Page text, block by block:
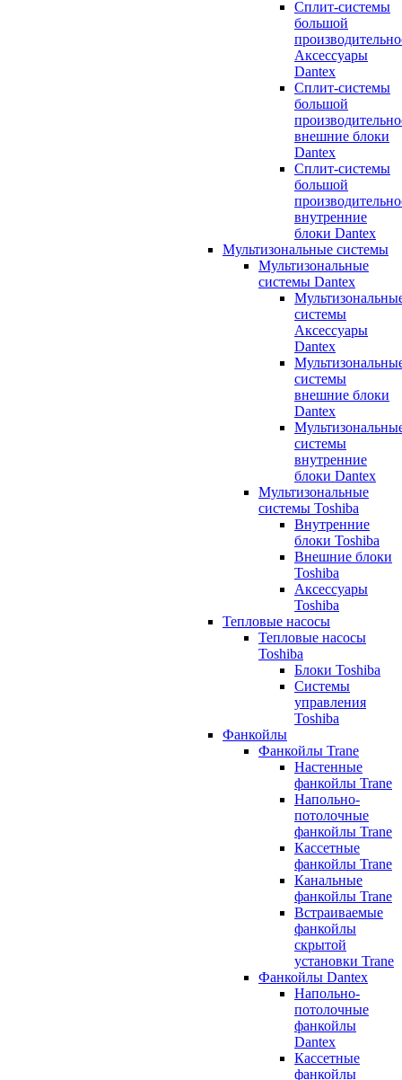
Сплит-системы
большой
Аксессуары
Dantex
Сплит-системы
большой
внешние блоки
Dantex
Сплит-системы
большой
внутренние
блоки Dantex
Мультизональные системы
Мультизональные
системы Dantex
системы
Аксессуары
Dantex
системы
внешние блоки
Dantex
системы
внутренние
блоки Dantex
Мультизональные
системы Toshiba
Внутренние
блоки Toshiba
Внешние блоки
Toshiba
Аксессуары
Toshiba
Тепловые насосы
Тепловые насосы
Toshiba
Блоки Toshiba
Системы
управления
Toshiba
Фанкойлы
Фанкойлы Trane
Настенные
фанкойлы Trane
Напольно-
потолочные
фанкойлы Trane
Кассетные
фанкойлы Trane
Канальные
фанкойлы Trane
Встраиваемые
фанкойлы
скрытой
установки Trane
Фанкойлы Dantex
Напольно-
потолочные
фанкойлы
Dantex
Кассетные
фанкойлы